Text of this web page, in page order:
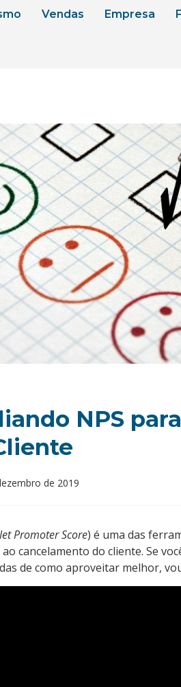
Vendas Empresa
NPS
de 2019
Promoter Score) é uma das
cancelamento do cliente. Se
de como aproveitar melhor,